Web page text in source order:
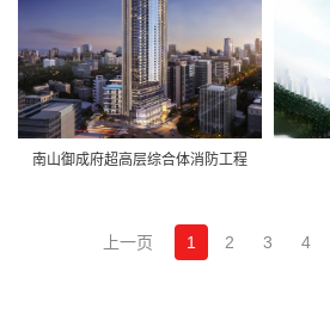
南山御成府超高层综合体消防工程
上一页 1 2 3 4